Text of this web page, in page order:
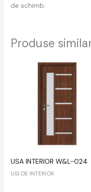
de schimb.
Produse
USA INTERIOR W&L-024
USI DE INTERIOR